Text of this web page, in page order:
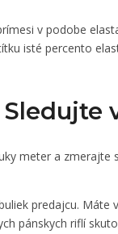
v podobe
isté percento
meter a
predajcu.
pánskych riflí